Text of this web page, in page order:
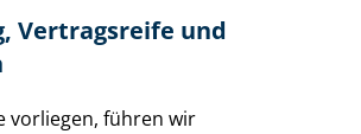
Vertragsreife und
vorliegen, führen wir